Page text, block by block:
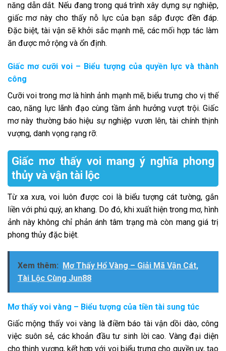
năng dẫn dắt. Nếu đang trong quá trình xây dựng sự nghiệp,
giấc mơ này cho thấy nỗ lực của bạn sắp được đền đáp.
Đặc biệt, tài vận sẽ khởi sắc mạnh mẽ, các mối hợp tác làm
ăn được mở rộng và ổn định.
Giấc mơ cưỡi voi – Biểu tượng của quyền lực và thành
công
Cưỡi voi trong mơ là hình ảnh mạnh mẽ, biểu trưng cho vị thế
cao, năng lực lãnh đạo cùng tầm ảnh hưởng vượt trội. Giấc
mơ này thường báo hiệu sự nghiệp vươn lên, tài chính thịnh
vượng, danh vọng rạng rỡ.
Giấc mơ thấy voi mang ý nghĩa phong
thủy và vận tài lộc
Từ xa xưa, voi luôn được coi là biểu tượng cát tường, gắn
liền với phú quý, an khang. Do đó, khi xuất hiện trong mơ, hình
ảnh này không chỉ phản ánh tâm trạng mà còn mang giá trị
phong thủy đặc biệt.
Xem thêm:
Mơ Thấy Hổ Vàng – Giải Mã Vận Cát,
Tài Lộc Cùng Jun88
Mơ thấy voi vàng – Biểu tượng của tiền tài sung túc
Giấc mộng thấy voi vàng là điềm báo tài vận dồi dào, công
việc suôn sẻ, các khoản đầu tư sinh lời cao. Vàng đại diện
cho thịnh vượng, kết hợp với voi biểu trưng cho quyền uy, tạo